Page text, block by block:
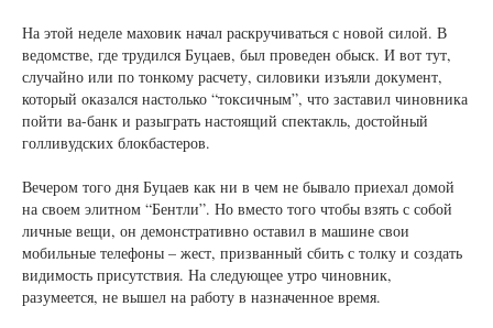
На этой неделе маховик начал раскручиваться с новой силой. В
ведомстве, где трудился Буцаев, был проведен обыск. И вот тут,
случайно или по тонкому расчету, силовики изъяли документ,
который оказался настолько “токсичным”, что заставил чиновника
пойти ва-банк и разыграть настоящий спектакль, достойный
голливудских блокбастеров.
Вечером того дня Буцаев как ни в чем не бывало приехал домой
на своем элитном “Бентли”. Но вместо того чтобы взять с собой
личные вещи, он демонстративно оставил в машине свои
мобильные телефоны – жест, призванный сбить с толку и создать
видимость присутствия. На следующее утро чиновник,
разумеется, не вышел на работу в назначенное время.